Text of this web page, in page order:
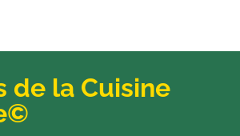
de la Cuisine